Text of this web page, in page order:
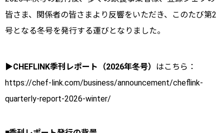
皆さま、関係者の皆さまより反響をいただき、このたび第2
号となる冬号を発行する運びとなりました。
▶︎CHEFLINK季刊レポート（2026年冬号） はこちら：
https://chef-link.com/business/announcement/cheflink-
quarterly-report-2026-winter/